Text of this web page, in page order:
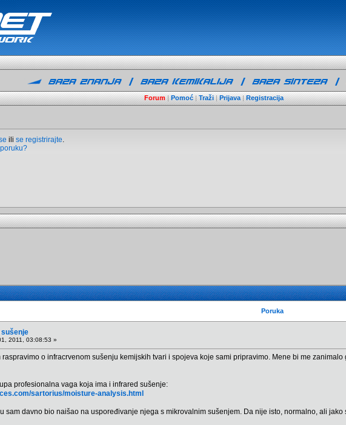
Forum|Pomoć|Traži|Prijava|Registracija
ili se registrirajte.
Poruka
sušenje
2011, 03:08:53 »
raspravimo o infracrvenom sušenju kemijskih tvari i spojeva koje sami pripravimo. Mene bi me
profesionalna vaga koja ima i infrared sušenje:
sartorius/moisture-analysis.html
sam davno bio naišao na uspoređivanje njega s mikrovalnim sušenjem. Da nije isto, normalno, ali